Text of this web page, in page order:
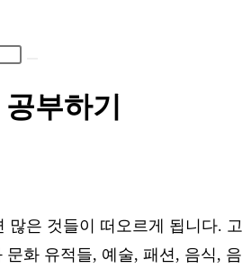
부하기
많은 것들이 떠오르게 됩니다. 고
문화 유적들, 예술, 패션, 음식, 음